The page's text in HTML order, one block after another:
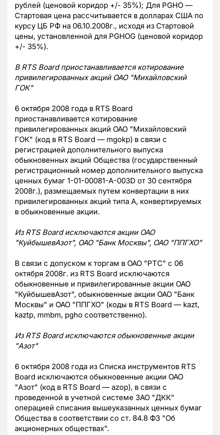
рублей (ценовой коридор +/- 35%); Для PGHO —
Стартовая цена рассчитывается в долларах США по
курсу ЦБ РФ на 06.10.2008г., исходя из Стартовой
цены, установленной для PGHOG (ценовой коридор
+/- 35%).
В RTS Board приостанавливается котирование
привилегированных акций ОАО "Михайловский
ГОК"
6 октября 2008 года в RTS Board
приостанавливается котирование
привилегированных акций ОАО "Михайловский
ГОК" (код в RTS Board — mgokp) в связи с
регистрацией дополнительного выпуска
обыкновенных акций Общества (государственный
регистрационный номер дополнительного выпуска
ценных бумаг 1-01-00081-А-003D от 30 сентября
2008г.), размещаемых путем конвертации в них
привилегированных акций типа А, конвертируемых
в обыкновенные акции.
Из RTS Board исключаются акции ОАО
"КуйбышевАзот", ОАО "Банк Москвы", ОАО "ППГХО"
В связи с допуском к торгам в ОАО "РТС" с 06
октября 2008г. из RTS Board исключаются
обыкновенные и привилегированные акции ОАО
"КуйбышевАзот", обыкновенные акции ОАО "Банк
Москвы" и ОАО "ППГХО" (коды в RTS Board — kazt,
kaztp, mmbm, pgho соответственно).
Из RTS Board исключаются обыкновенные акции
"Азот"
6 октября 2008 года из Списка инструментов RTS
Board исключаются обыкновенные акции ОАО
"Азот" (код в RTS Board — azop), в связи с
проведенной в учетной системе ЗАО "ДКК"
операцией списания вышеуказанных ценных бумаг
Общества в соответствии со ст. 84.8 ФЗ "Об
акционерных обществах".